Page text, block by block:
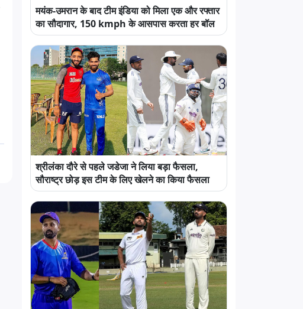
मयंक-उमरान के बाद टीम इंडिया को मिला एक और रफ्तार
का सौदागार, 150 kmph के आसपास करता हर बॉल
श्रीलंका दौरे से पहले जडेजा ने लिया बड़ा फैसला,
सौराष्ट्र छोड़ इस टीम के लिए खेलने का किया फैसला